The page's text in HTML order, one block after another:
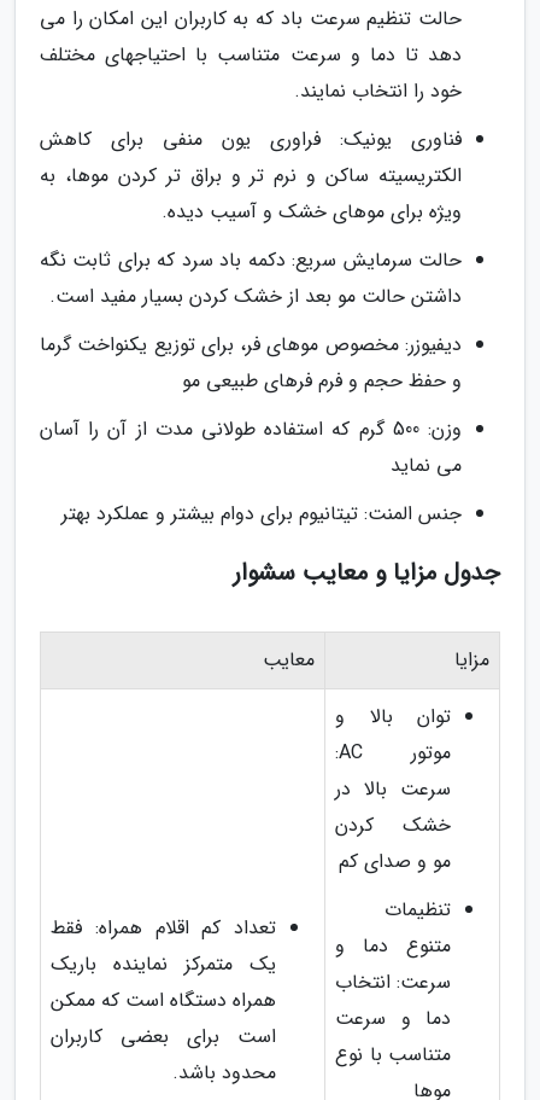
حالت تنظیم سرعت باد که به کاربران این امکان را می
دهد تا دما و سرعت متناسب با احتیاجهای مختلف
خود را انتخاب نمایند.
فناوری یونیک: فراوری یون منفی برای کاهش
الکتریسیته ساکن و نرم تر و براق تر کردن موها، به
ویژه برای موهای خشک و آسیب دیده.
حالت سرمایش سریع: دکمه باد سرد که برای ثابت نگه
داشتن حالت مو بعد از خشک کردن بسیار مفید است.
دیفیوزر: مخصوص موهای فر، برای توزیع یکنواخت گرما
و حفظ حجم و فرم فرهای طبیعی مو
وزن: 500 گرم که استفاده طولانی مدت از آن را آسان
می نماید
جنس المنت: تیتانیوم برای دوام بیشتر و عملکرد بهتر
جدول مزایا و معایب سشوار
مزایا
معایب
توان بالا و
موتور AC:
سرعت بالا در
خشک کردن
مو و صدای کم
تنظیمات
متنوع دما و
سرعت: انتخاب
دما و سرعت
متناسب با نوع
موها
تعداد کم اقلام همراه: فقط
یک متمرکز نماینده باریک
همراه دستگاه است که ممکن
است برای بعضی کاربران
محدود باشد.